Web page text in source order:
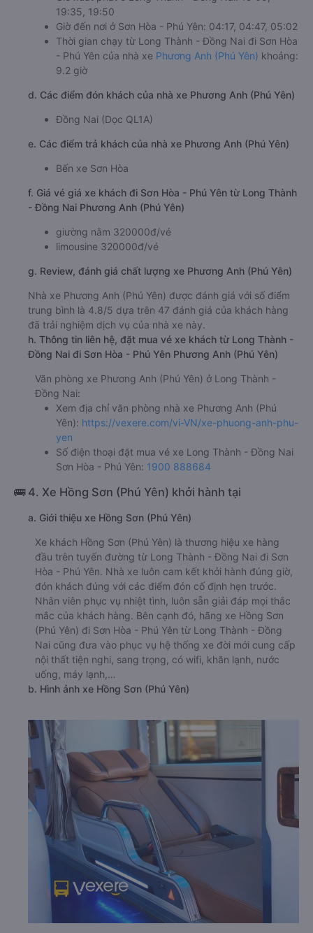
19:35, 19:50
Giờ đến nơi ở Sơn Hòa - Phú Yên: 04:17, 04:47, 05:02
Thời gian chạy từ Long Thành - Đồng Nai đi Sơn Hòa
- Phú Yên của nhà xe Phương Anh (Phú Yên) khoảng:
9.2 giờ
d. Các điểm đón khách của nhà xe Phương Anh (Phú Yên)
Đồng Nai (Dọc QL1A)
e. Các điểm trả khách của nhà xe Phương Anh (Phú Yên)
Bến xe Sơn Hòa
f. Giá vé giá xe khách đi Sơn Hòa - Phú Yên từ Long Thành
- Đồng Nai Phương Anh (Phú Yên)
giường nằm 320000đ/vé
limousine 320000đ/vé
g. Review, đánh giá chất lượng xe Phương Anh (Phú Yên)
Nhà xe Phương Anh (Phú Yên) được đánh giá với số điểm
trung bình là 4.8/5 dựa trên 47 đánh giá của khách hàng
đã trải nghiệm dịch vụ của nhà xe này.
h. Thông tin liên hệ, đặt mua vé xe khách từ Long Thành -
Đồng Nai đi Sơn Hòa - Phú Yên Phương Anh (Phú Yên)
Văn phòng xe Phương Anh (Phú Yên) ở Long Thành -
Đồng Nai:
Xem địa chỉ văn phòng nhà xe Phương Anh (Phú
Yên): https://vexere.com/vi-VN/xe-phuong-anh-phu-
yen
Số điện thoại đặt mua vé xe Long Thành - Đồng Nai
Sơn Hòa - Phú Yên: 1900 888684
🚌 4. Xe Hồng Sơn (Phú Yên) khởi hành tại
a. Giới thiệu xe Hồng Sơn (Phú Yên)
Xe khách Hồng Sơn (Phú Yên) là thương hiệu xe hàng
đầu trên tuyến đường từ Long Thành - Đồng Nai đi Sơn
Hòa - Phú Yên. Nhà xe luôn cam kết khởi hành đúng giờ,
đón khách đúng với các điểm đón cố định hẹn trước.
Nhân viên phục vụ nhiệt tình, luôn sẵn giải đáp mọi thắc
mắc của khách hàng. Bên cạnh đó, hãng xe Hồng Sơn
(Phú Yên) đi Sơn Hòa - Phú Yên từ Long Thành - Đồng
Nai cũng đưa vào phục vụ hệ thống xe đời mới cung cấp
nội thất tiện nghi, sang trọng, có wifi, khăn lạnh, nước
uống, máy lạnh,…
b. Hình ảnh xe Hồng Sơn (Phú Yên)